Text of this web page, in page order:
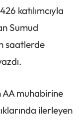
katılımcıyla
Sumud
saatlerde
AA muhabirine
ilerleyen